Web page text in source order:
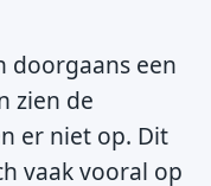
doorgaans een
zien de
er niet op. Dit
vaak vooral op